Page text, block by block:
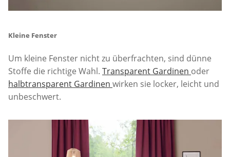
Kleine Fenster
Um kleine Fenster nicht zu überfrachten, sind dünne
Stoffe die richtige Wahl. Transparent Gardinen oder
halbtransparent Gardinen wirken sie locker, leicht und
unbeschwert.